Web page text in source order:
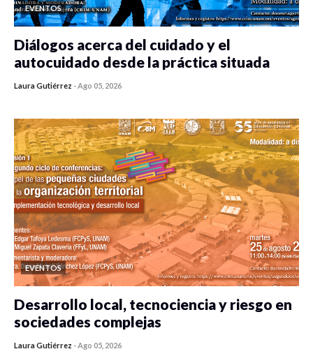
EVENTOS
Diálogos acerca del cuidado y el
autocuidado desde la práctica situada
Laura Gutiérrez -Ago 05, 2026
EVENTOS
Desarrollo local, tecnociencia y riesgo en
sociedades complejas
Laura Gutiérrez -Ago 05, 2026